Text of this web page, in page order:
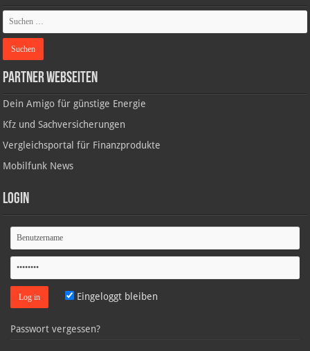
Partner Webseiten
Dein Amigo für günstige Energie
Kfz und Sachversicherungen
Vergleichsportal für Finanzprodukte
Mobilfunk News
Login
Eingeloggt bleiben
Passwort vergessen?